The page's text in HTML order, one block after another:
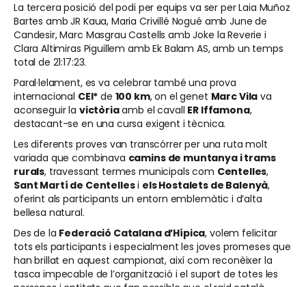
La tercera posició del podi per equips va ser per Laia Muñoz
Bartes amb JR Kaua, Maria Crivillé Nogué amb June de
Candesir, Marc Masgrau Castells amb Joke la Reverie i
Clara Altimiras Piguillem amb Ek Balam AS, amb un temps
total de 21:17:23.
Paral·lelament, es va celebrar també una prova
internacional CEI* de 100 km, on el genet Marc Vila va
aconseguir la victòriaamb el cavall ER Iffamona,
destacant-se en una cursa exigent i tècnica.
Les diferents proves van transcórrer per una ruta molt
variada que combinava camins de muntanya i trams
rurals, travessant termes municipals com Centelles,
Sant Martí de Centellesi els Hostalets de Balenyà,
oferint als participants un entorn emblemàtic i d’alta
bellesa natural.
Des de la Federació Catalana d’Hípica, volem felicitar
tots els participants i especialment les joves promeses que
han brillat en aquest campionat, així com reconèixer la
tasca impecable de l’organització i el suport de totes les